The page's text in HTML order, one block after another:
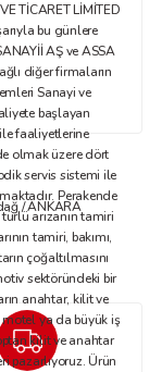
TİCARET LİMİTED
bu günlere
AŞ ve ASSA
diğer firmaların
Sanayi ve
başlayan
faaliyetlerine
olmak üzere dört
servis sistemi ile
Perakende
arızanın tamiri
tamiri, bakımı,
çoğaltılmasını
sektöründeki bir
anahtar, kilit ve
ya da büyük iş
kilit ve anahtar
pazarlıyoruz. Ürün
/ ANKARA